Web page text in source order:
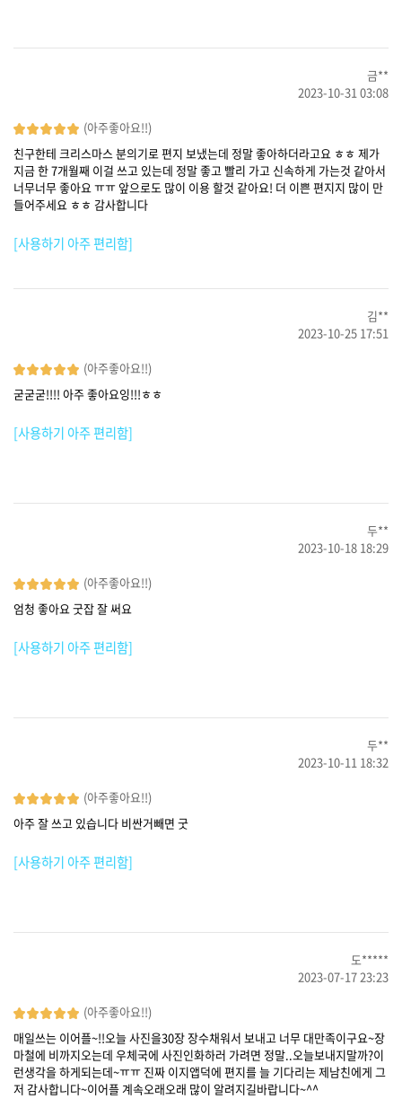
금**
2023-10-31 03:08
(아주좋아요!!)
친구한테 크리스마스 분의기로 편지 보냈는데 정말 좋아하더라고요 ㅎㅎ 제가
지금 한 7개월째 이걸 쓰고 있는데 정말 좋고 빨리 가고 신속하게 가는것 같아서
너무너무 좋아요 ㅠㅠ 앞으로도 많이 이용 할것 같아요! 더 이쁜 편지지 많이 만
들어주세요 ㅎㅎ 감사합니다
[사용하기 아주 편리함]
김**
2023-10-25 17:51
(아주좋아요!!)
굳굳굳!!!! 아주 좋아요잉!!!ㅎㅎ
[사용하기 아주 편리함]
두**
2023-10-18 18:29
(아주좋아요!!)
엄청 좋아요 굿잡 잘 써요
[사용하기 아주 편리함]
두**
2023-10-11 18:32
(아주좋아요!!)
아주 잘 쓰고 있습니다 비싼거빼면 굿
[사용하기 아주 편리함]
도*****
2023-07-17 23:23
(아주좋아요!!)
매일쓰는 이어플~!!오늘 사진을30장 장수채워서 보내고 너무 대만족이구요~장
마철에 비까지오는데 우체국에 사진인화하러 가려면 정말..오늘보내지말까?이
런생각을 하게되는데~ㅠㅠ 진짜 이지앱덕에 편지를 늘 기다리는 제남친에게 그
저 감사합니다~이어플 계속오래오래 많이 알려지길바랍니다~^^